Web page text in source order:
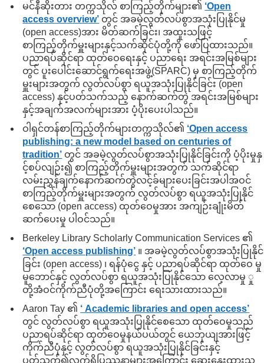
မင်နီဆိုးတား တက္ကသိုလ် စာကြည့်တိုက်များ၏ ‘Open
access overview’ တွင် အခမဲ့လွတ်လပ်စွာအသုံးပြုနိုင်မှု
(open access)အား မိတ်ဆက်ခြင်း၊ အထူးသဖြင့်
စာကြည့်တိုက်မှူးများနှင့်သက်ဆိုင်ပုံတို့ကို ဖော်ပြထားသည်။
ပညာရပ်ဆိုင်ရာ ထုတ်ဝေရေးနှင့် ပညာရေး အရင်းအမြစ်များ
တွင် ပူးပေါင်းဆောင်ရွက်ရေးအဖွဲ့(SPARC) မှ စာကြည့်တိုက်
မှူးများအတွက် လွတ်လပ်စွာ ရယူအသုံးပြုနိုင်ခြင်း (open
access) နှင့်ပတ်သက်သည့် နောက်ဆက်တွဲ အရင်းအမြစ်များ
နှင့်အချက်အလက်များအား ပံ့ပိုးပေးပါသည်။
ဝါရှင်တန်စာကြည့်တိုက်များတက္ကသိုလ်၏ ‘Open access
publishing: a new model based on centuries of
tradition’ တွင် အခမဲ့လွတ်လပ်စွာအသုံးပြုနိုင်ခြင်းကို ပံ့ပိုးမှုနှ
င့်စပ်လျဉ်း၍ စာကြည့်တိုက်မှူးများအတွက် သက်ဆိုင်ရာ
လမ်းညွှန်ချက်နောက်ဆက်တွဲလင့်ခ်များပေးခြင်းအပါအဝင်
စာကြည့်တိုက်မှူးများအတွက် လွတ်လပ်စွာ ရယူအသုံးပြုနိုင်
စေသော (open access) ထုတ်ဝေမှုအား အကျဉ်းချုံးမိတ်
ဆက်ပေးမှု ပါဝင်သည်။
Berkeley Library Scholarly Communication Services ၏
‘Open access publishing’ ။ အခမဲ့လွတ်လပ်စွာအသုံးပြုနိုင်
ခြင်း (open access) ၊ ရန်ပုံငွေ နှင့် ပညာရပ်ဆိုင်ရာ ထုတ်ဝေ မှု
မူဘောင်နှင့် လွတ်လပ်စွာ ရယူအသုံးပြုနိုင်သော လေ့လာမှု ှု
တို့အံဝင်ကိုက်ညီပုံတို့အကြောင်း ရေးသားထားသည်။
Aaron Tay ၏ ‘ Academic libraries and open access’
တွင် လွတ်လပ်စွာ ရယူအသုံးပြုနိုင်စေသော ထုတ်ဝေမှုသည်
ပညာရပ်ဆိုင်ရာ ထုတ်ဝေမှုနယ်ပယ်တွင် ယေဘုယျအားဖြင့်
ကိုက်ညီပုံနှင့် လွတ်လပ်စွာ ရယူအသုံးပြုနိုင်ခြင်းနှင့်
ပတ်သက်၍လက်ရှိပြဿနာများအကြောင်း ဆွေးနွေးထားသ